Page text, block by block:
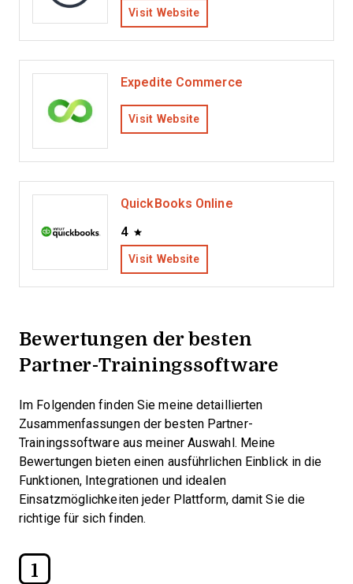
Visit Website
Expedite Commerce
Visit Website
QuickBooks Online
4
Visit Website
Bewertungen der besten
Partner-Trainingssoftware
Im Folgenden finden Sie meine detaillierten
Zusammenfassungen der besten Partner-
Trainingssoftware aus meiner Auswahl. Meine
Bewertungen bieten einen ausführlichen Einblick in die
Funktionen, Integrationen und idealen
Einsatzmöglichkeiten jeder Plattform, damit Sie die
richtige für sich finden.
1